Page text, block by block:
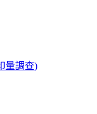
量調查)